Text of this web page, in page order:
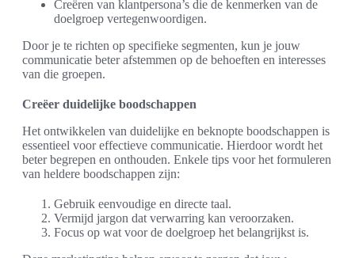
Creëren van klantpersona’s die de kenmerken van de
doelgroep vertegenwoordigen.
Door je te richten op specifieke segmenten, kun je jouw
communicatie beter afstemmen op de behoeften en interesses
van die groepen.
Creëer duidelijke boodschappen
Het ontwikkelen van duidelijke en beknopte boodschappen is
essentieel voor effectieve communicatie. Hierdoor wordt het
beter begrepen en onthouden. Enkele tips voor het formuleren
van heldere boodschappen zijn:
Gebruik eenvoudige en directe taal.
Vermijd jargon dat verwarring kan veroorzaken.
Focus op wat voor de doelgroep het belangrijkst is.